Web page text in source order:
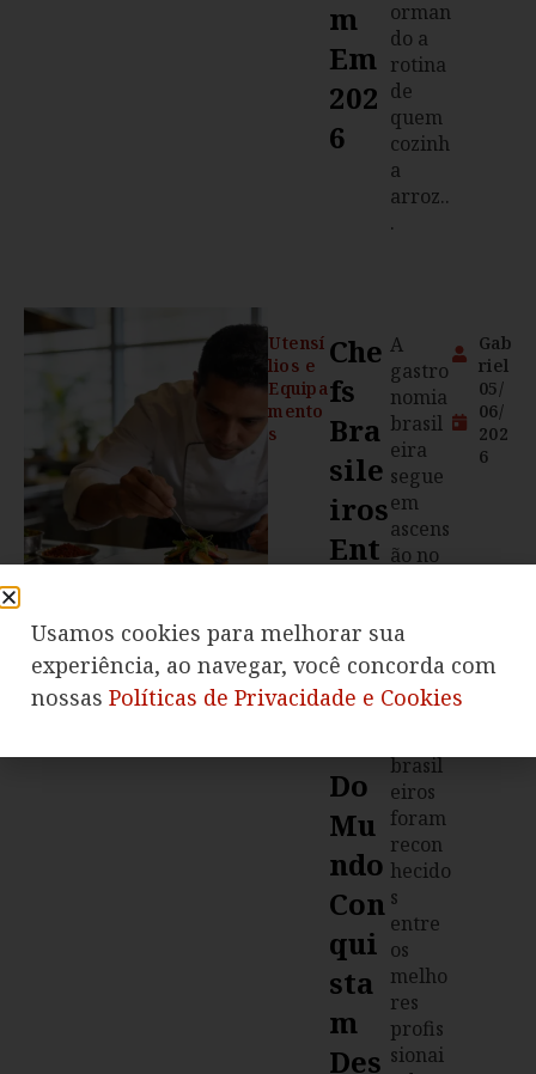
M
Em
202
6
orman
do a
rotina
de
quem
cozinh
a
arroz..
.
Utensí
lios e
Equipa
mento
s
Che
Fs
Bra
Sile
Iros
Ent
Os
Mel
Hor
Do
Mu
Ndo
Con
Qui
Sta
M
Des
A
gastro
nomia
brasil
eira
segue
em
ascens
ão no
mundi
al.
Dezess
ete
brasil
eiros
foram
recon
hecido
s
entre
os
melho
res
profis
sionai
Gab
riel
05/
06/
202
6
Usamos cookies para melhorar sua
experiência, ao navegar, você concorda com
nossas Políticas de Privacidade e Cookies